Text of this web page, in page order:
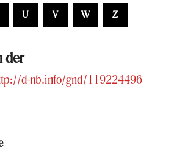
U V W Z
der
d-nb.info/gnd/119224496